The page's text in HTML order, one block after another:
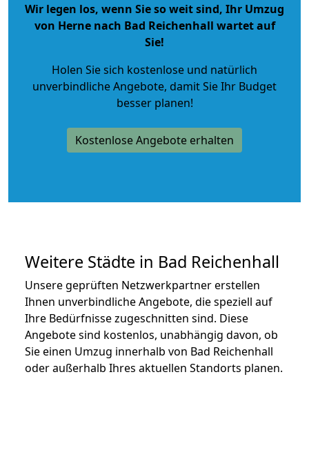
Wir legen los, wenn Sie so weit sind, Ihr Umzug
von Herne nach Bad Reichenhall wartet auf
Sie!
Holen Sie sich kostenlose und natürlich
unverbindliche Angebote, damit Sie Ihr Budget
besser planen!
Kostenlose Angebote erhalten
Weitere Städte in Bad Reichenhall
Unsere geprüften Netzwerkpartner erstellen
Ihnen unverbindliche Angebote, die speziell auf
Ihre Bedürfnisse zugeschnitten sind. Diese
Angebote sind kostenlos, unabhängig davon, ob
Sie einen Umzug innerhalb von Bad Reichenhall
oder außerhalb Ihres aktuellen Standorts planen.